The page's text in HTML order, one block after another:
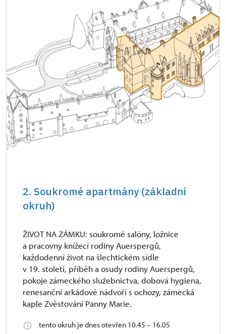
2. Soukromé apartmány (základní
okruh)
ŽIVOT NA ZÁMKU: soukromé salóny, ložnice
a pracovny knížecí rodiny Auerspergů,
každodenní život na šlechtickém sídle
v 19. století, příběh a osudy rodiny Auerspergů,
pokoje zámeckého služebnictva, dobová hygiena,
renesanční arkádové nádvoří s ochozy, zámecká
kaple Zvěstování Panny Marie.
tento okruh je dnes otevřen 10.45 – 16.05